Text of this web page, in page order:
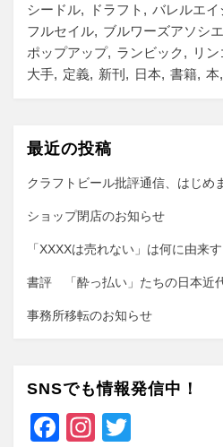
シードル
ドラフト バレルエイ
フルセイル
ブルワーズアソシ
ポップアップ
ランビック リン
大手
定義 新刊 日本 書籍 本
最近の投稿
クラフトビール批評通信、はじめ
ショップ閉店のお知らせ
「XXXXは売れない」は何に由来
書評 「酔っ払い」たちの日本近
事務所移転のお知らせ
SNSでも情報発信中！
F
In